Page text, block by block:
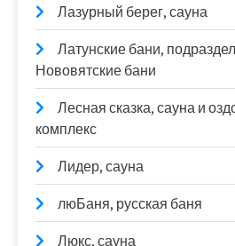
Лазурный берег, сауна
Латунские бани,
Нововятские бани
Лесная сказка, сауна и
комплекс
Лидер, сауна
люБаня, русская баня
Люкс, сауна